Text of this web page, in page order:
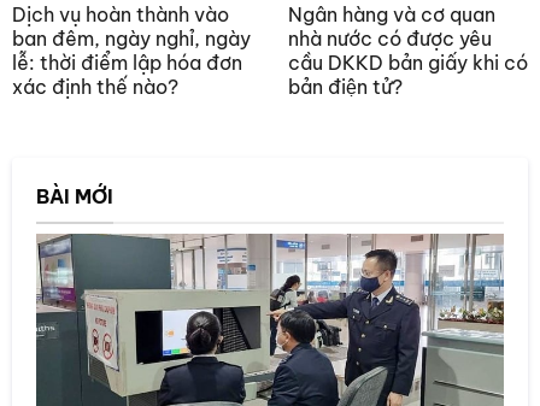
Dịch vụ hoàn thành vào
ban đêm, ngày nghỉ, ngày
lễ: thời điểm lập hóa đơn
xác định thế nào?
Ngân hàng và cơ quan
nhà nước có được yêu
cầu DKKD bản giấy khi có
bản điện tử?
BÀI MỚI